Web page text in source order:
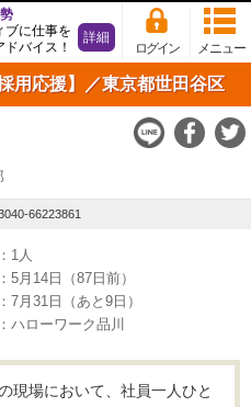
メニュー
ログイン
ブに仕事を
バイス！
詳細
用応援】／東京都世田谷区
66223861
：1人
：5月14日（87日前）
：7月31日（あと9日）
：ハローワーク品川
現場において、社員一人ひと